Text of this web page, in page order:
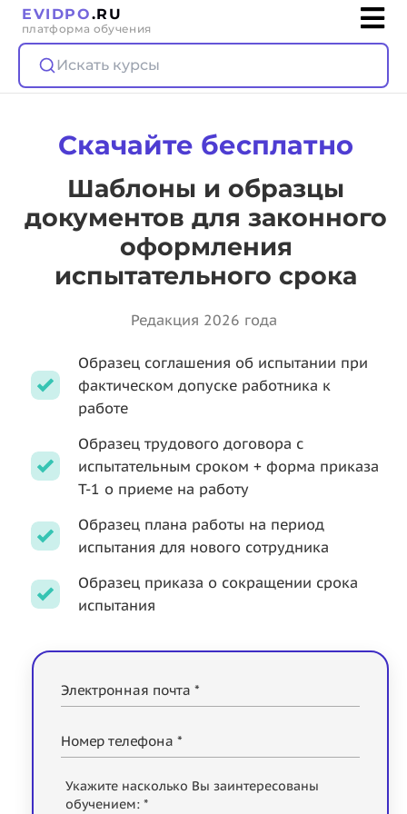
EVIDPO.RU
платформа обучения
Искать курсы
Скачайте бесплатно
Шаблоны и образцы
документов для законного
оформления
испытательного срока
Редакция 2026 года
Образец соглашения об испытании при
фактическом допуске работника к
работе
Образец трудового договора с
испытательным сроком + форма приказа
Т-1 о приеме на работу
Образец плана работы на период
испытания для нового сотрудника
Образец приказа о сокращении срока
испытания
Электронная почта *
Номер телефона *
Укажите насколько Вы заинтересованы
обучением: *